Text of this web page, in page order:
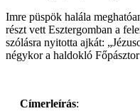
Imre püspök halála
részt vett Esztergomban a
szólásra nyitotta ajkát:
négykor a haldokló
Címerleírás: